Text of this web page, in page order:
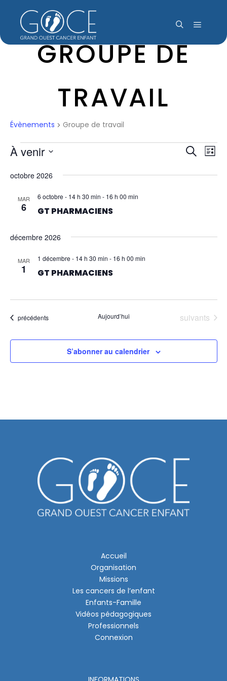
Menu
GROUPE DE
TRAVAIL
Évènements Groupe de travail
ÉVÈNEMENTS
ET
DE
Liste
À venir
une
octobre 2026
MAR
6 GT PHARMACIENS
6 octobre - 14 h 30 min - 16 h 00 min
décembre 2026
MAR
1 GT PHARMACIENS
1 décembre - 14 h 30 min - 16 h 00 min
Évènements
précédents Aujourd’hui Évènements
suivants
S’abonner au calendrier
Accueil
Organisation
Missions
Les cancers de l’enfant
Enfants-Famille
Vidéos pédagogiques
Professionnels
Connexion